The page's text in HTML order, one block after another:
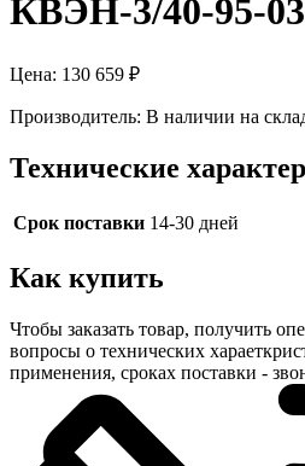
КВЭН-3/40-95-03
Цена: 130 659 ₽
Производитель: В наличии на
Технические
Срок поставки 14-30 дней
Как купить
Чтобы заказать товар, получить
вопросы о технических
применения, сроках поставки -